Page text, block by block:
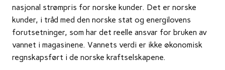
nasjonal strømpris for norske kunder. Det er norske
kunder, i tråd med den norske stat og energilovens
forutsetninger, som har det reelle ansvar for bruken av
vannet i magasinene. Vannets verdi er ikke økonomisk
regnskapsført i de norske kraftselskapene.